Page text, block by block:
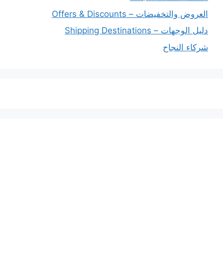
العروض والتخفيضات – Offers & Discounts
دليل الوجهات – Shipping Destinations
شركاء النجاح